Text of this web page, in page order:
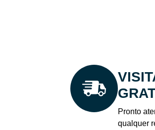
Pronto
qualquer